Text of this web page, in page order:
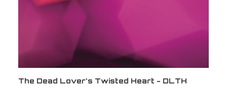
The Dead Lover's Twisted Heart - DLTH